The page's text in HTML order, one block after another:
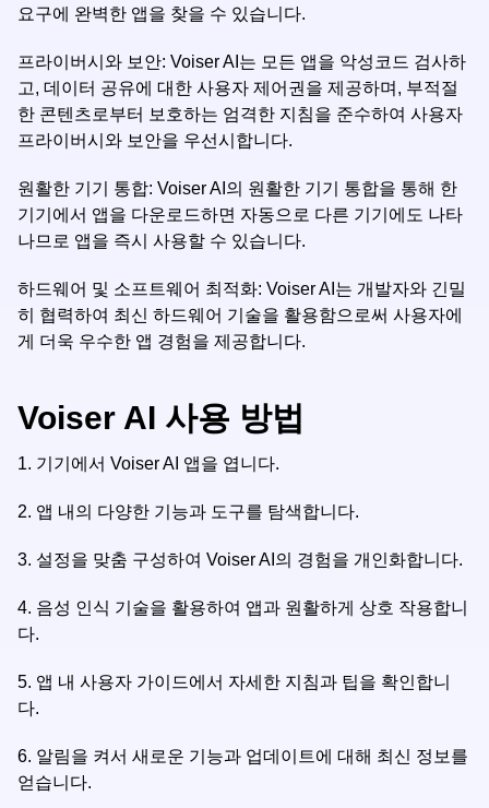
요구에 완벽한 앱을 찾을 수 있습니다.
프라이버시와 보안: Voiser AI는 모든 앱을 악성코드 검사하
고, 데이터 공유에 대한 사용자 제어권을 제공하며, 부적절
한 콘텐츠로부터 보호하는 엄격한 지침을 준수하여 사용자
프라이버시와 보안을 우선시합니다.
원활한 기기 통합: Voiser AI의 원활한 기기 통합을 통해 한
기기에서 앱을 다운로드하면 자동으로 다른 기기에도 나타
나므로 앱을 즉시 사용할 수 있습니다.
하드웨어 및 소프트웨어 최적화: Voiser AI는 개발자와 긴밀
히 협력하여 최신 하드웨어 기술을 활용함으로써 사용자에
게 더욱 우수한 앱 경험을 제공합니다.
Voiser AI 사용 방법
1. 기기에서 Voiser AI 앱을 엽니다.
2. 앱 내의 다양한 기능과 도구를 탐색합니다.
3. 설정을 맞춤 구성하여 Voiser AI의 경험을 개인화합니다.
4. 음성 인식 기술을 활용하여 앱과 원활하게 상호 작용합니
다.
5. 앱 내 사용자 가이드에서 자세한 지침과 팁을 확인합니
다.
6. 알림을 켜서 새로운 기능과 업데이트에 대해 최신 정보를
얻습니다.